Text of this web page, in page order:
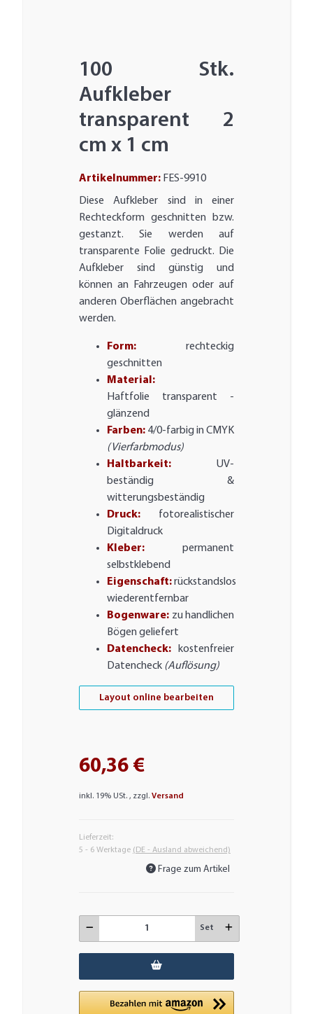
100 Stk.
Aufkleber
transparent 2
cm x 1 cm
Artikelnummer: FES-9910
Diese Aufkleber sind in einer
Rechteckform geschnitten bzw.
gestanzt. Sie werden auf
transparente Folie gedruckt. Die
Aufkleber sind günstig und
können an Fahrzeugen oder auf
anderen Oberflächen angebracht
werden.
Form:rechteckig
geschnitten
Material:
Haftfolie transparent -
glänzend
Farben:4/0-farbig in CMYK
(Vierfarbmodus)
Haltbarkeit:UV-
beständig &
witterungsbeständig
Druck:fotorealistischer
Digitaldruck
Kleber:permanent
selbstklebend
Eigenschaft:rückstandslos
wiederentfernbar
Bogenware:zu handlichen
Bögen geliefert
Datencheck:kostenfreier
Datencheck (Auflösung)
Layout online bearbeiten
60,36 €
inkl. 19% USt. , zzgl. Versand
Lieferzeit:
5 - 6 Werktage (DE - Ausland abweichend)
Frage zum Artikel
Set